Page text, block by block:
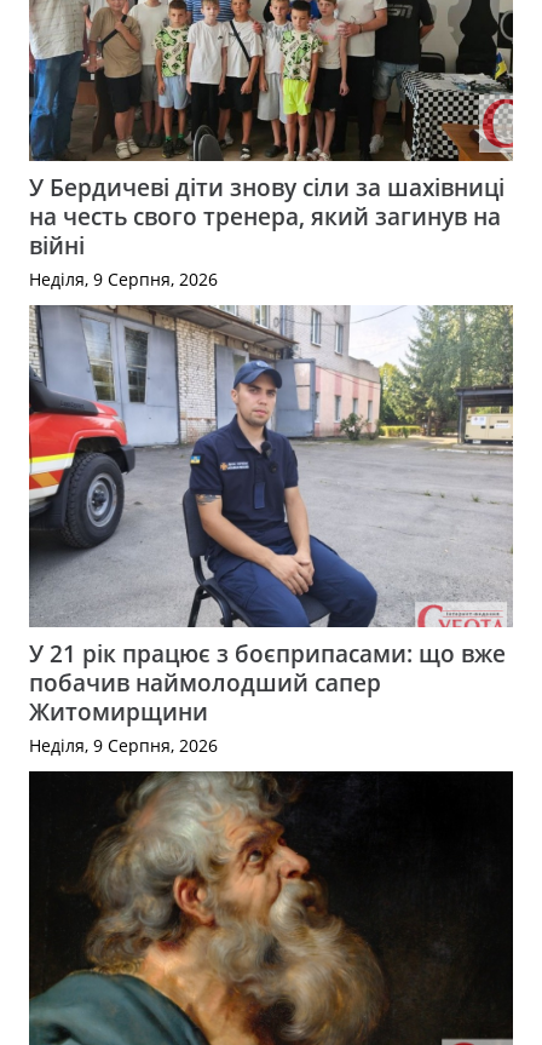
У Бердичеві діти знову сіли за шахівниці
на честь свого тренера, який загинув на
війні
Неділя, 9 Серпня, 2026
У 21 рік працює з боєприпасами: що вже
побачив наймолодший сапер
Житомирщини
Неділя, 9 Серпня, 2026